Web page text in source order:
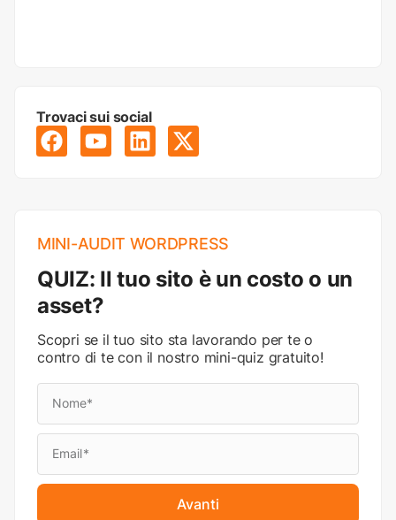
Trovaci sui social
MINI-AUDIT WORDPRESS
QUIZ: Il tuo sito è un costo o un
asset?
Scopri se il tuo sito sta lavorando per te o
contro di te con il nostro mini-quiz gratuito!
Avanti